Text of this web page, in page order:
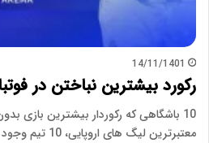
14/11/1401
رکورد بیشترین نباختن در
10 باشگاهی که رکوردار بیشترین
معتبرترین لیگ های اروپایی، 10 تیم وجود دارند که…